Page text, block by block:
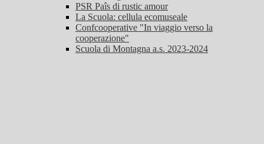
PSR Paîs di rustic amour
La Scuola: cellula ecomuseale
Confcooperative "In viaggio verso la
cooperazione"
Scuola di Montagna a.s. 2023-2024